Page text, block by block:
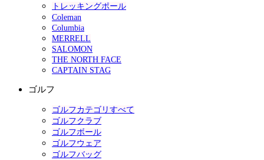
トレッキングポール
Coleman
Columbia
MERRELL
SALOMON
THE NORTH FACE
CAPTAIN STAG
ゴルフ
ゴルフカテゴリすべて
ゴルフクラブ
ゴルフボール
ゴルフウェア
ゴルフバッグ